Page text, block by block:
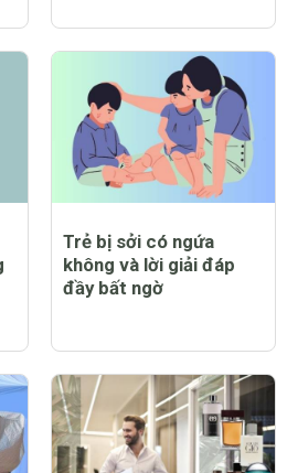
Trẻ bị sởi có ngứa
không và lời giải đáp
đầy bất ngờ